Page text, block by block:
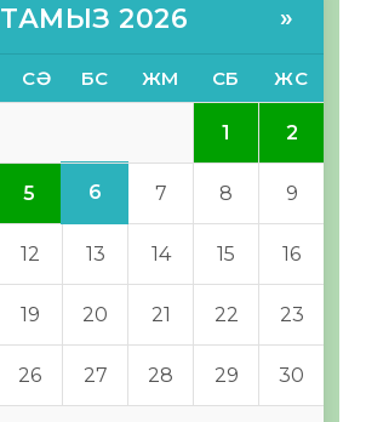
ТАМЫЗ 2026 »
СӘ БС ЖМ СБ ЖС
1 2
5 6 7 8 9
12 13 14 15 16
19 20 21 22 23
26 27 28 29 30